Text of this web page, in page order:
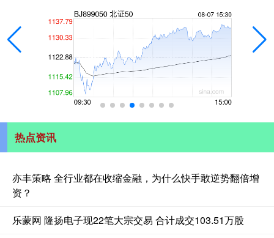
热点资讯
亦丰策略 全行业都在收缩金融，为什么快手敢逆势翻倍增
资？
乐蒙网 隆扬电子现22笔大宗交易 合计成交103.51万股